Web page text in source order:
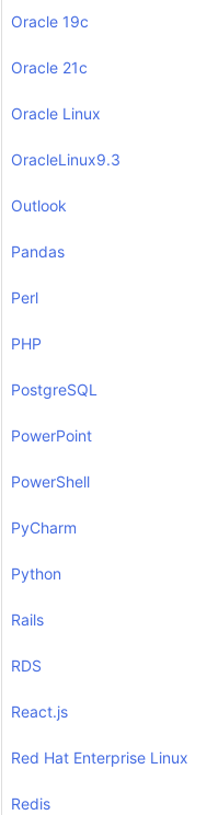
Oracle 19c
Oracle 21c
Oracle Linux
OracleLinux9.3
Outlook
Pandas
Perl
PHP
PostgreSQL
PowerPoint
PowerShell
PyCharm
Python
Rails
RDS
React.js
Red Hat Enterprise Linux
Redis